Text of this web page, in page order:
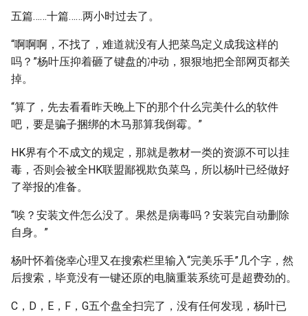
五篇……十篇……两小时过去了。
“啊啊啊，不找了，难道就没有人把菜鸟定义成我这样的
吗？”杨叶压抑着砸了键盘的冲动，狠狠地把全部网页都关
掉。
“算了，先去看看昨天晚上下的那个什么完美什么的软件
吧，要是骗子捆绑的木马那算我倒霉。”
HK界有个不成文的规定，那就是教材一类的资源不可以挂
毒，否则会被全HK联盟鄙视欺负菜鸟，所以杨叶已经做好
了举报的准备。
“唉？安装文件怎么没了。果然是病毒吗？安装完自动删除
自身。”
杨叶怀着侥幸心理又在搜索栏里输入“完美乐手”几个字，然
后搜索，毕竟没有一键还原的电脑重装系统可是超费劲的。
C，D，E，F，G五个盘全扫完了，没有任何发现，杨叶已